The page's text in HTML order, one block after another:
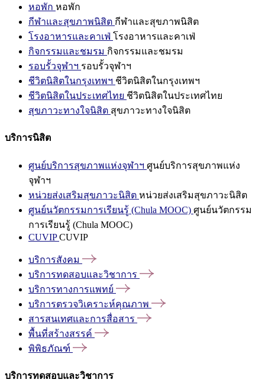
หอพัก หอพัก
กีฬาและสุขภาพนิสิต กีฬาและสุขภาพนิสิต
โรงอาหารและคาเฟ่ โรงอาหารและคาเฟ่
กิจกรรมและชมรม กิจกรรมและชมรม
รอบรั้วจุฬาฯ รอบรั้วจุฬาฯ
ชีวิตนิสิตในกรุงเทพฯ ชีวิตนิสิตในกรุงเทพฯ
ชีวิตนิสิตในประเทศไทย ชีวิตนิสิตในประเทศไทย
สุขภาวะทางใจนิสิต สุขภาวะทางใจนิสิต
บริการนิสิต
ศูนย์บริการสุขภาพแห่งจุฬาฯ ศูนย์บริการสุขภาพแห่ง
จุฬาฯ
หน่วยส่งเสริมสุขภาวะนิสิต หน่วยส่งเสริมสุขภาวะนิสิต
ศูนย์นวัตกรรมการเรียนรู้ (Chula MOOC) ศูนย์นวัตกรรม
การเรียนรู้ (Chula MOOC)
CUVIPCUVIP
บริการสังคม
บริการทดสอบและวิชาการ
บริการทางการแพทย์
บริการตรวจวิเคราะห์คุณภาพ
สารสนเทศและการสื่อสาร
พื้นที่สร้างสรรค์
พิพิธภัณฑ์
บริการทดสอบและวิชาการ